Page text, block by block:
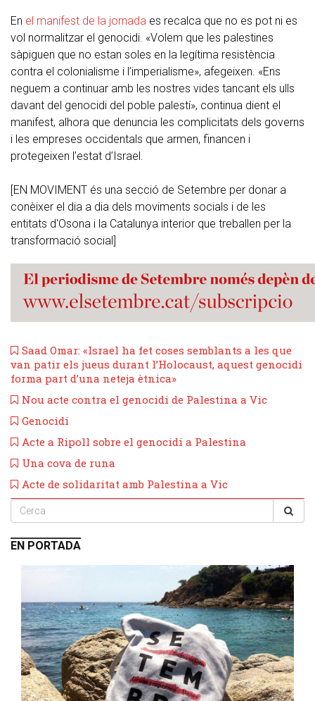
En el manifest de la jornada es recalca que no es pot ni es
vol normalitzar el genocidi. «Volem que les palestines
sàpiguen que no estan soles en la legítima resistència
contra el colonialisme i l’imperialisme», afegeixen. «Ens
neguem a continuar amb les nostres vides tancant els ulls
davant del genocidi del poble palestí», continua dient el
manifest, alhora que denuncia les complicitats dels governs
i les empreses occidentals que armen, financen i
protegeixen l’estat d’Israel.
[EN MOVIMENT és una secció de Setembre per donar a
conèixer el dia a dia dels moviments socials i de les
entitats d'Osona i la Catalunya interior que treballen per la
transformació social]
Saad Omar: «Israel ha fet coses semblants a les que
van patir els jueus durant l’Holocaust, aquest genocidi
forma part d’una neteja ètnica»
Nou acte contra el genocidi de Palestina a Vic
Genocidi
Acte a Ripoll sobre el genocidi a Palestina
Una cova de runa
Acte de solidaritat amb Palestina a Vic
EN PORTADA